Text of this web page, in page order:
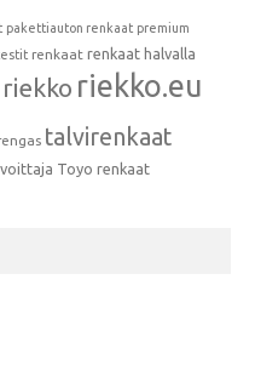
pakettiauton renkaat premium
renkaat renkaat halvalla
riekko riekko.eu
talvirenkaat
Toyo renkaat